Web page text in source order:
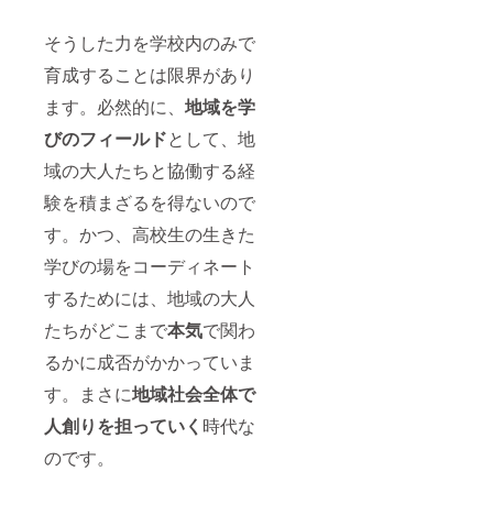
そうした力を学校内のみで
育成することは限界があり
ます。必然的に、 地域を学
びのフィールドとして、地
域の大人たちと協働する経
験を積まざるを得ないので
す。かつ、高校生の生きた
学びの場をコーディネート
するためには、地域の大人
たちがどこまで本気で関わ
るかに成否がかかっていま
す。まさに地域社会全体で
人創りを担っていく 時代な
のです。